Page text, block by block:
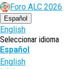
Foro ALC 2026
Español
English
Seleccionar idioma
Español
English